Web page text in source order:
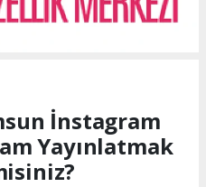
İnstagram
Yayınlatmak